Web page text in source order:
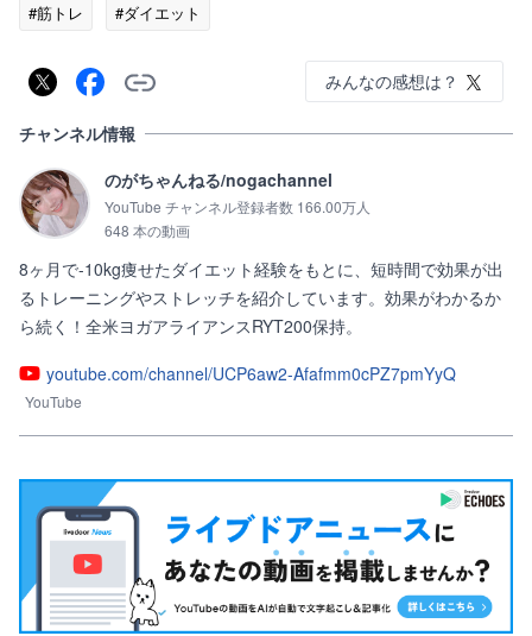
#筋トレ #ダイエット
みんなの感想は？
チャンネル情報
のがちゃんねる/nogachannel
YouTube チャンネル登録者数 166.00万人
648 本の動画
8ヶ月で-10kg痩せたダイエット経験をもとに、短時間で効果が出
るトレーニングやストレッチを紹介しています。効果がわかるか
ら続く！全米ヨガアライアンスRYT200保持。
youtube.com/channel/UCP6aw2-Afafmm0cPZ7pmYyQ
YouTube